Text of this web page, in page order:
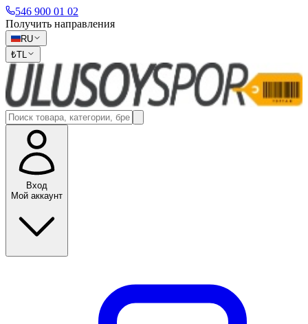
546 900 01 02
Получить направления
RU
₺TL
Вход
Мой аккаунт